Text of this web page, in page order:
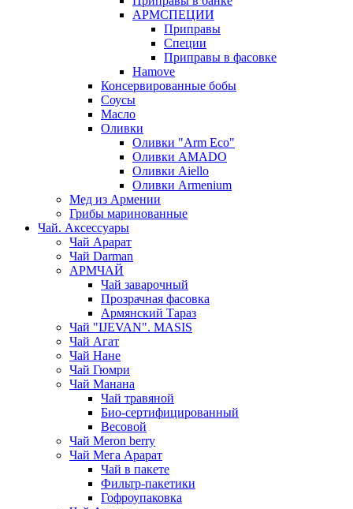
АРМСПЕЦИИ
Приправы
Специи
Приправы в фасовке
Hamove
Консервированные бобы
Соусы
Масло
Оливки
Оливки "Arm Eco"
Оливки AMADO
Оливки Aiello
Оливки Armenium
Мед из Армении
Грибы маринованные
Чай. Аксессуары
Чай Арарат
Чай Darman
АРМЧАЙ
Чай заварочный
Прозрачная фасовка
Армянский Тараз
Чай "IJEVAN". MASIS
Чай Агат
Чай Нане
Чай Гюмри
Чай Манана
Чай травяной
Био-сертифицированный
Весовой
Чай Meron berry
Чай Мега Арарат
Чай в пакете
Фильтр-пакетики
Гофроупаковка